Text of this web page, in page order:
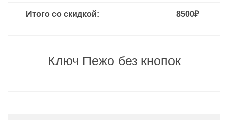
Итого со скидкой: 8500₽
Ключ Пежо без кнопок